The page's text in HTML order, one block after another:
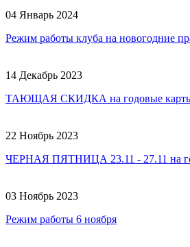
04 Январь 2024
Режим работы клуба на новогодние
14 Декабрь 2023
ТАЮЩАЯ СКИДКА на годовые карты!
22 Ноябрь 2023
ЧЕРНАЯ ПЯТНИЦА 23.11 - 27.11 на
03 Ноябрь 2023
Режим работы 6 ноября